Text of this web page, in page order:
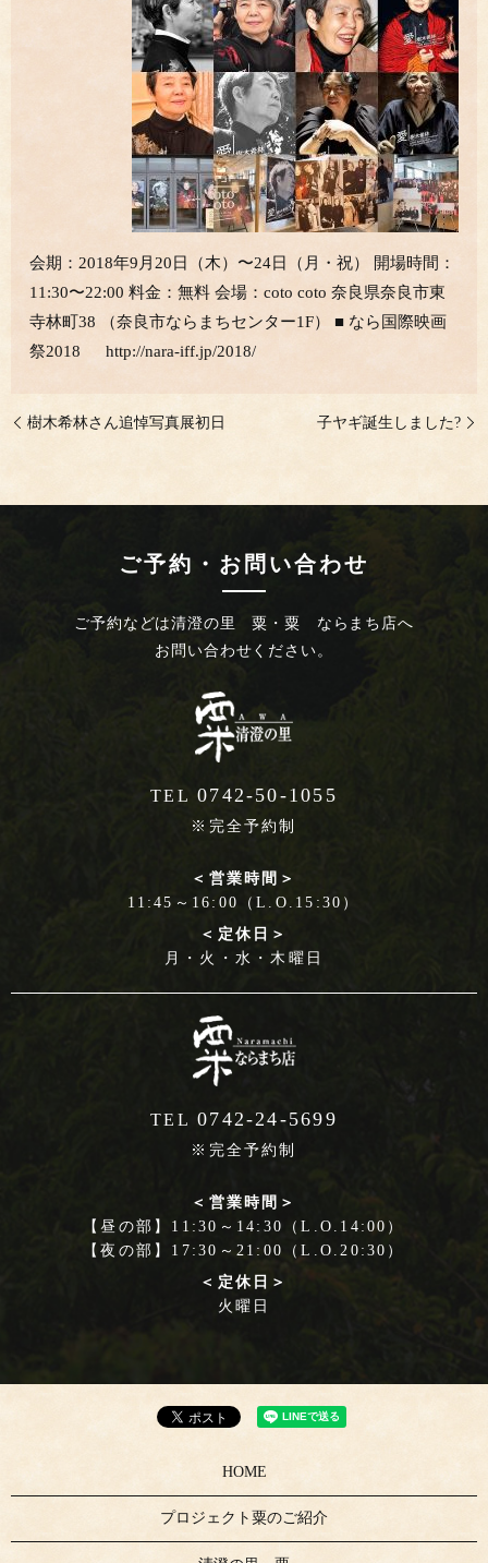
会期：2018年9月20日（木）〜24日（月・祝） 開場時間：
11:30〜22:00 料金：無料 会場：coto coto 奈良県奈良市東
寺林町38 （奈良市ならまちセンター1F） ■ なら国際映画
祭2018 http://nara-iff.jp/2018/
樹木希林さん追悼写真展初日 子ヤギ誕生しました?
ご予約・お問い合わせ
ご予約などは清澄の里 粟・粟 ならまち店へ
お問い合わせください。
TEL0742-50-1055
※完全予約制
＜営業時間＞
11:45～16:00（L.O.15:30）
＜定休日＞
月・火・水・木曜日
TEL0742-24-5699
※完全予約制
＜営業時間＞
【昼の部】11:30～14:30（L.O.14:00）
【夜の部】17:30～21:00（L.O.20:30）
＜定休日＞
火曜日
HOME
プロジェクト粟のご紹介